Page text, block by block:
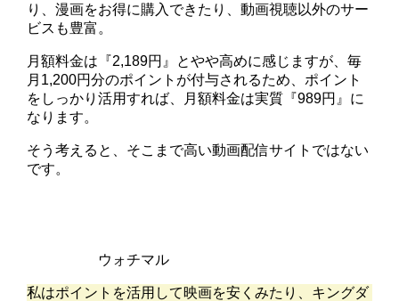
り、漫画をお得に購入できたり、動画視聴以外のサー
ビスも豊富。
月額料金は『2,189円』とやや高めに感じますが、毎
月1,200円分のポイントが付与されるため、ポイント
をしっかり活用すれば、月額料金は実質『989円』に
なります。
そう考えると、そこまで高い動画配信サイトではない
です。
ウォチマル
私はポイントを活用して映画を安くみたり、キングダ